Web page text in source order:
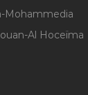
Mohammedia
Al Hoceïma